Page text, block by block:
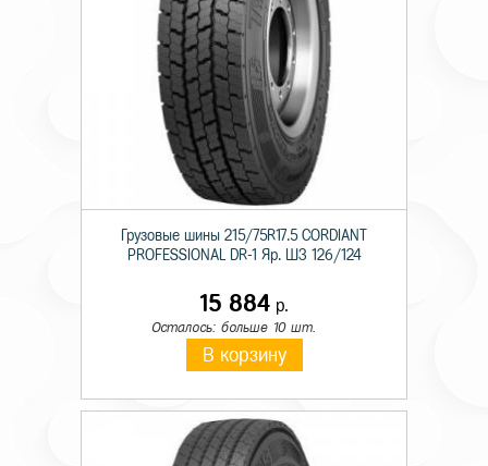
Грузовые шины 215/75R17.5 CORDIANT
PROFESSIONAL DR-1 Яр. ШЗ 126/124
15 884 р.
Осталось: больше 10 шт.
В корзину